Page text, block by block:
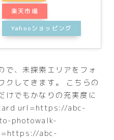
楽天市場
Yahooショッピング
で、未探索エリアをフォ
クしてきます。 こちらの
けでもかなりの充実度に
url=https://abc-
photowalk-
abc-